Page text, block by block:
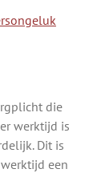
die
werktijd is
Dit is
een